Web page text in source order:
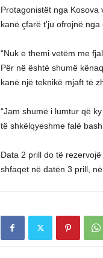
Protagonistët nga
kanë çfarë t’ju ofrojnë
“Nuk e themi vetëm me
Për në është shumë
kanë një teknikë mjaft të
“Jam shumë i lumtur që
të shkëlqyeshme falë
Data 2 prill do të
shfaqet në datën 3 prill,